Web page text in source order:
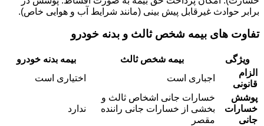
برابر حوادث غیرقابل پیش بینی (مانند شرایط آب و هوایی خاص).
تفاوت های بیمه شخص ثالث و بدنه خودرو
ویژگی بیمه شخص ثالث
بیمه بدنه خودرو
الزام
قانونی
اجباری است
اختیاری است
پوشش
خسارات
جانی
خسارات جانی اشخاص ثالث و
بخشی از خسارات جانی راننده
مقصر
ندارد